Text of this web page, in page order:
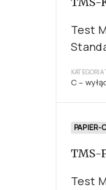
Test
KATEGORIA
C –
PAPIER-
TMS-
Test